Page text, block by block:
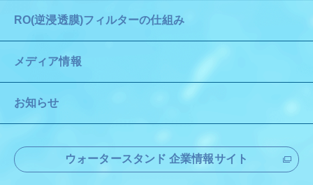
RO(逆浸透膜)フィルターの仕組み
メディア情報
お知らせ
ウォータースタンド 企業情報サイト